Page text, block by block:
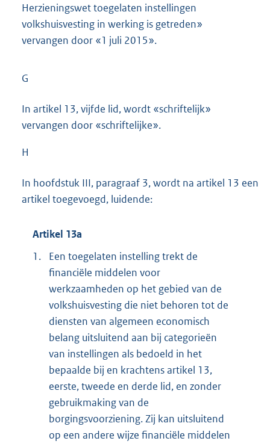
Herzieningswet toegelaten instellingen
volkshuisvesting in werking is getreden»
vervangen door «1 juli 2015».
G
In artikel 13, vijfde lid, wordt «schriftelijk»
vervangen door «schriftelijke».
H
In hoofdstuk III, paragraaf 3, wordt na artikel 13 een
artikel toegevoegd, luidende:
Artikel 13a
1.
Een toegelaten instelling trekt de
financiële middelen voor
werkzaamheden op het gebied van de
volkshuisvesting die niet behoren tot de
diensten van algemeen economisch
belang uitsluitend aan bij categorieën
van instellingen als bedoeld in het
bepaalde bij en krachtens artikel 13,
eerste, tweede en derde lid, en zonder
gebruikmaking van de
borgingsvoorziening. Zij kan uitsluitend
op een andere wijze financiële middelen